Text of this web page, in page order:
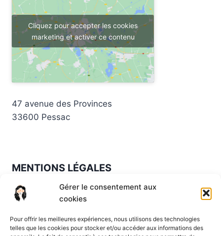
Gérer le consentement aux
cookies
Pour offrir les meilleures expériences, nous utilisons des technologies
telles que les cookies pour stocker et/ou accéder aux informations des
Cliquez pour accepter les cookies
marketing et activer ce contenu
47 avenue des Provinces
33600 Pessac
MENTIONS LÉGALES
Mentions légales ·Politique de confidentialité
CGV
Lundi à vendredi : 9h à 19h30